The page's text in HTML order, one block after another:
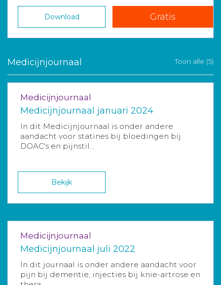
Download Gratis
Medicijnjournaal Toon alle (5)
Medicijnjournaal
Medicijnjournaal januari 2024
In dit Medicijnjournaal is onder andere
aandacht voor statines bij bloedingen bij
DOAC's en pijnstil...
Bekijk
Medicijnjournaal
Medicijnjournaal juli 2022
In dit journaal is onder andere aandacht voor
pijn bij dementie, injecties bij knie-artrose en